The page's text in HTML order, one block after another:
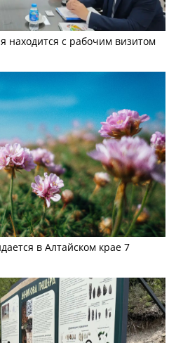
находится с рабочим визитом
в Алтайском крае 7